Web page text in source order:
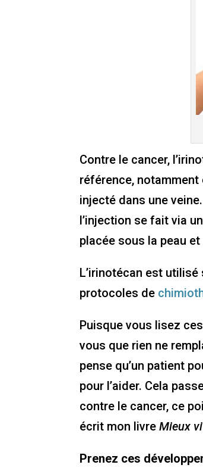
Contre le cancer,
référence,
injecté dans une
l’injection se fait via
placée sous la peau
L’irinotécan est
protocoles de
Puisque vous lisez
vous que rien ne
pense qu’un patient
pour l’aider. Cela
contre le cancer, ce
écrit mon livreMieux
Prenez ces